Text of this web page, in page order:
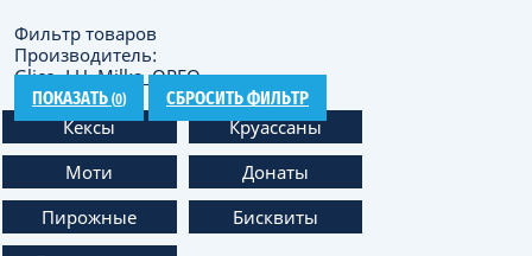
Фильтр товаров
Производитель:
Glico LU Milka OREO
ПОКАЗАТЬ (0) СБРОСИТЬ ФИЛЬТР
Кексы
Круассаны
Моти
Донаты
Пирожные
Бисквиты